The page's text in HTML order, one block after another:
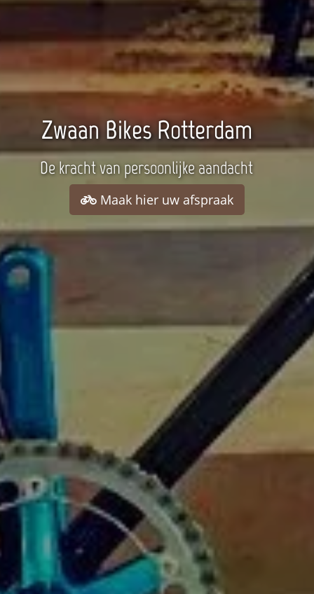
Zwaan Bikes Rotterdam
De kracht van persoonlijke aandacht
Maak hier uw afspraak